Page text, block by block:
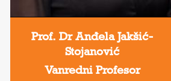
Prof. Dr Anđela Jakšić-
Stojanović
Vanredni Profesor